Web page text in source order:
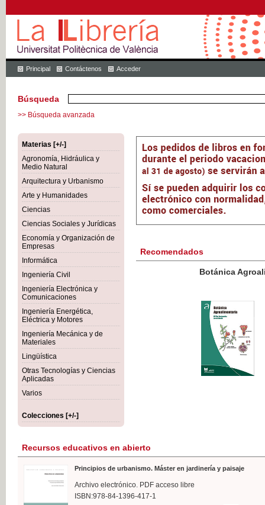
Principal Contáctenos Acceder
Búsqueda
>> Búsqueda avanzada
Materias [+/-]
Agronomía, Hidráulica y
Medio Natural
Arquitectura y Urbanismo
Arte y Humanidades
Ciencias
Ciencias Sociales y Jurídicas
Economía y Organización de
Empresas
Informática
Ingeniería Civil
Ingeniería Electrónica y
Comunicaciones
Ingeniería Energética,
Eléctrica y Motores
Ingeniería Mecánica y de
Materiales
Lingüística
Otras Tecnologías y Ciencias
Aplicadas
Varios
Colecciones [+/-]
Recomendados
Botánica Agroalimentaria
IVA
Recursos educativos en abierto
Principios de urbanismo. Máster en jardinería y paisaje
Archivo electrónico. PDF acceso libre
ISBN:978-84-1396-417-1